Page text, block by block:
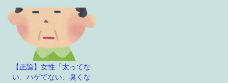
【正論】女性「太ってな
い、ハゲてない、臭くな